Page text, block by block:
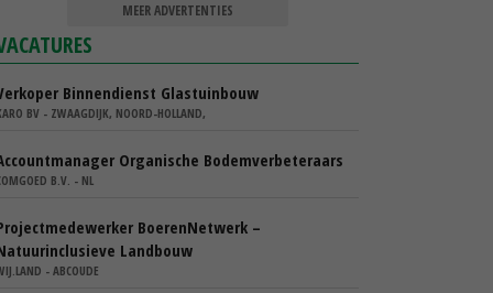
MEER ADVERTENTIES
Binnendienst Glastuinbouw
BV - ZWAAGDIJK, NOORD-HOLLAND,
Organische Bodemverbeteraars
B.V. - NL
BoerenNetwerk –
Landbouw
- ABCOUDE